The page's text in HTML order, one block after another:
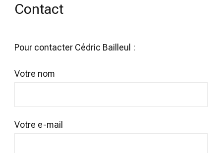
Contact
Pour contacter Cédric Bailleul :
Votre nom
Votre e-mail